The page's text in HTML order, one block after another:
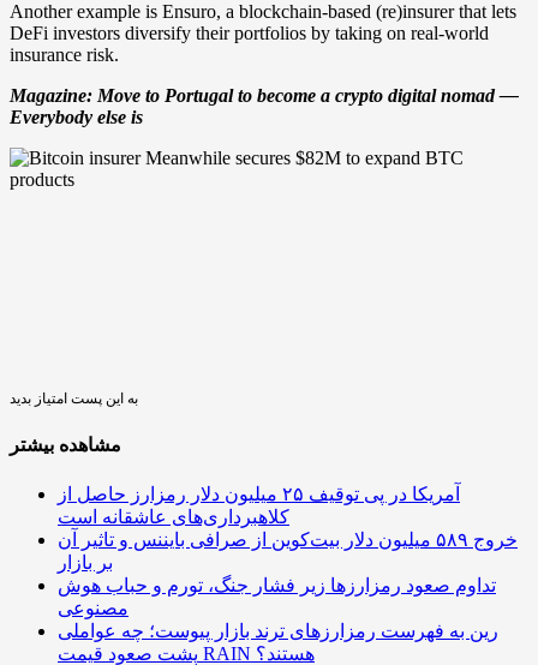
Another example is Ensuro, a blockchain-based (re)insurer that lets
DeFi investors diversify their portfolios by taking on real-world
insurance risk.
Magazine: Move to Portugal to become a crypto digital nomad —
Everybody else is
به این پست امتیاز بدید
مشاهده بیشتر
آمریکا در پی توقیف ۲۵ میلیون دلار رمزارز حاصل از
کلاهبرداری‌های عاشقانه است
خروج ۵۸۹ میلیون دلار بیت‌کوین از صرافی بایننس و تاثیر آن
بر بازار
تداوم صعود رمزارزها زیر فشار جنگ، تورم و حباب هوش
مصنوعی
رین به فهرست رمزارزهای ترند بازار پیوست؛ چه عواملی
پشت صعود قیمت RAIN هستند؟